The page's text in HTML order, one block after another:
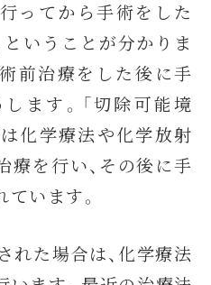
ってから手術をした
いうことが分かりま
術前治療をした後に手
ます。「切除可能境
は化学療法や化学放射
療を行い、その後に手
います。
れた場合は、化学療法